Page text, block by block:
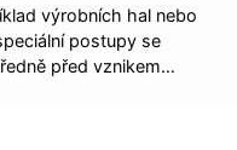
výrobních hal nebo
postupy se
před vznikem…